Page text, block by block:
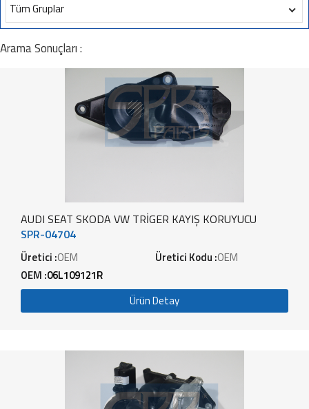
Tüm Gruplar
Arama Sonuçları :
AUDI SEAT SKODA VW TRİGER KAYIŞ KORUYUCU
SPR-04704
Üretici :OEM Üretici Kodu :OEM
OEM :06L109121R
Ürün Detay